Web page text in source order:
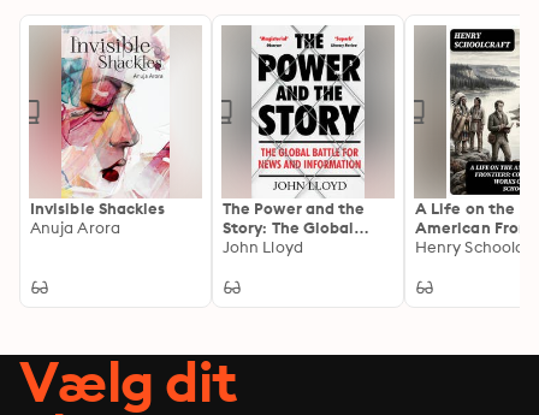
Invisible Shackles
Anuja Arora
The Power and the
Story: The Global
Battle for News and
John Lloyd
A Life on the
American
Collected
Enriched
Henry
Vælg dit